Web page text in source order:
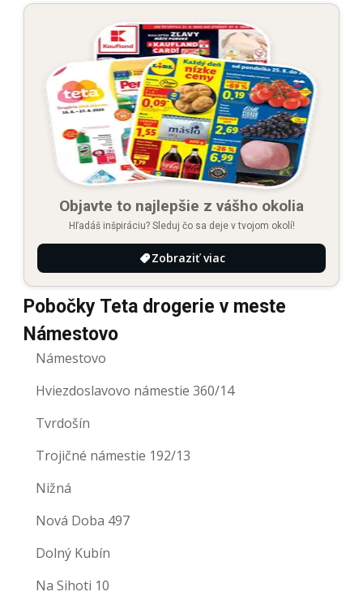
Objavte to najlepšie z vášho okolia
Hľadáš inšpiráciu? Sleduj čo sa deje v tvojom okolí!
Zobraziť viac
Pobočky Teta drogerie v meste
Námestovo
Námestovo
Hviezdoslavovo námestie 360/14
Tvrdošín
Trojičné námestie 192/13
Nižná
Nová Doba 497
Dolný Kubín
Na Sihoti 10